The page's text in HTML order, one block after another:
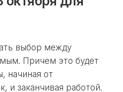
выбор между
Причем это будет
начиная от
и заканчивая работой.